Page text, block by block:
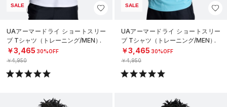
SALE
UAアーマードライ ショートスリー
ブ Tシャツ（トレーニング/MEN）
￥3,465 30%OFF
￥4,950
SALE
UAアーマードライ ショートスリー
ブ Tシャツ（トレーニング/MEN）
￥3,465 30%OFF
￥4,950